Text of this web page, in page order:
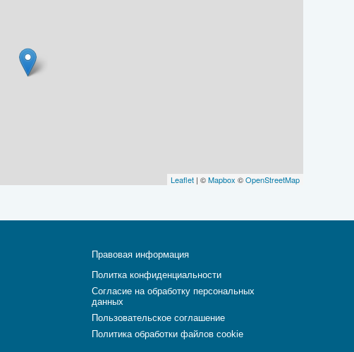
Leaflet | ©Mapbox ©OpenStreetMap
Правовая информация
Политка конфиденциальности
Согласие на обработку персональных
данных
Пользовательское соглашение
Политика обработки файлов cookie